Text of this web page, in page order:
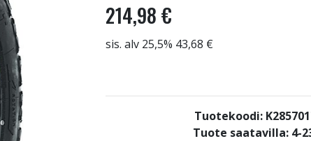
214,98 €
sis. alv 25,5% 43,68 €
Tuotekoodi:
Tuote saatavilla: 4-